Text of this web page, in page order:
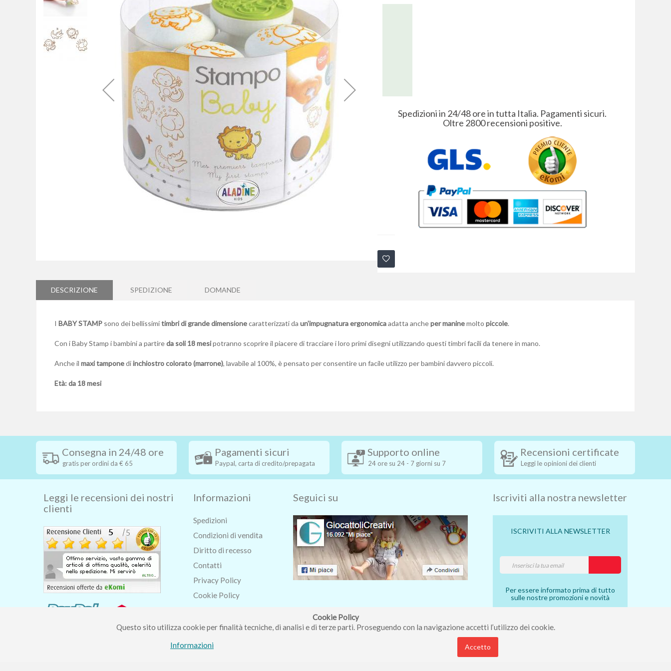
Cookie Policy
Questo sito utilizza cookie per finalità tecniche, di analisi e di terze parti. Proseguendo con la navigazione accetti l’utilizzo dei cookie.
Informazioni
Accetto
galleria
Spedizioni in 24/48 ore in tutta Italia. Pagamenti sicuri.
Oltre 2800 recensioni positive.
DESCRIZIONE
I BABY STAMP sono dei bellissimitimbri di grande dimensionecaratterizzati da un'impugnatura ergonomicaadatta ancheper maninemolto piccole.
Con i Baby Stamp i bambini a partireda soli 18 mesipotranno scoprire il piacere di tracciare i loro primi disegni utilizzando questi timbri facili da tenere in mano.
Anche il maxi tamponediinchiostro colorato (marrone), lavabile al 100%, è pensato per consentire un facile utilizzo per bambini davvero piccoli.
Età: da 18 mesi
SPEDIZIONE DOMANDE
Consegna in 24/48 ore
gratis per ordini da € 65
Pagamenti sicuri
Paypal, carta di credito/prepagata
Supporto online
24 ore su 24 - 7 giorni su 7
Recensioni certificate
Leggi le opinioni dei clienti
Leggi le recensioni dei nostri
clienti
Informazioni
Spedizioni
Condizioni di vendita
Diritto di recesso
Contatti
Privacy Policy
Cookie Policy
Blog
Seguici su Iscriviti alla nostra newsletter
ISCRIVITI ALLA NEWSLETTER
Per essere informato prima di tutto
sulle nostre promozioni e novità
Piccolo Mondo di Ferri Roberta - Via Carlo Pisacane 9/11 57025 Piombino (LI) - P.IVA : 01237910490 - Rea 112098.